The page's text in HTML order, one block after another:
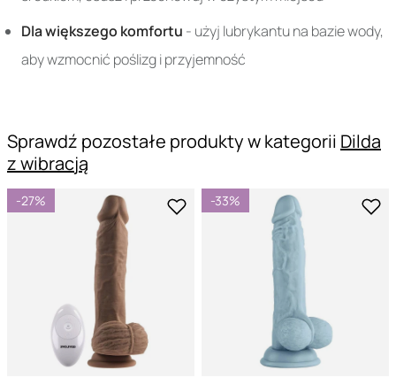
Dla większego komfortu - użyj lubrykantu na bazie wody,
aby wzmocnić poślizg i przyjemność
Sprawdź pozostałe produkty w kategorii Dilda
z wibracją
-27% -33%